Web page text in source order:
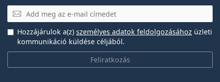
E-mail
Feliratkozás
Hozzájárulok a(z) személyes adatok feldolgozásához üzleti
kommunikáció küldése céljából.